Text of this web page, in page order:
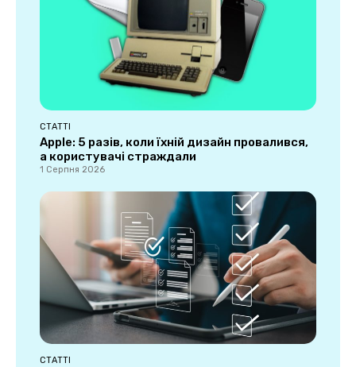
СТАТТІ
Apple: 5 разів, коли їхній дизайн провалився,
а користувачі страждали
1 Серпня 2026
СТАТТІ